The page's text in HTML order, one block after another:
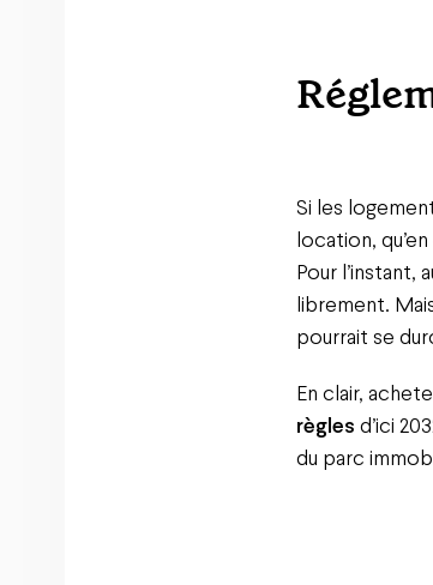
Si les
location,
Pour
librement.
pourrait se
En clair,
règles d’ici
du parc